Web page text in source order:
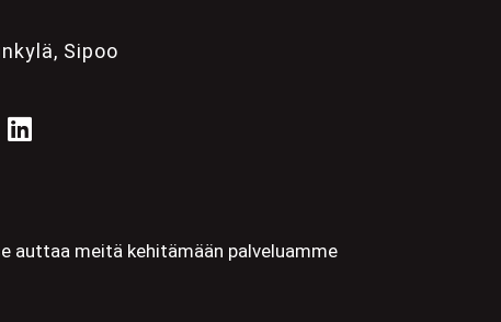
Sipoo
auttaa meitä kehitämään palveluamme